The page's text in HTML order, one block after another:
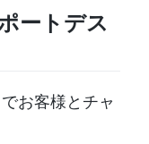
ートデス
お客様とチャ